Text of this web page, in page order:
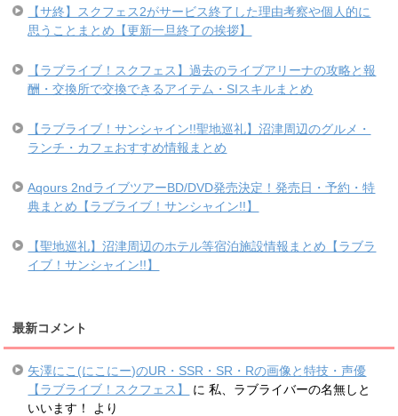
【サ終】スクフェス2がサービス終了した理由考察や個人的に
思うことまとめ【更新一旦終了の挨拶】
【ラブライブ！スクフェス】過去のライブアリーナの攻略と報
酬・交換所で交換できるアイテム・SIスキルまとめ
【ラブライブ！サンシャイン!!聖地巡礼】沼津周辺のグルメ・
ランチ・カフェおすすめ情報まとめ
Aqours 2ndライブツアーBD/DVD発売決定！発売日・予約・特
典まとめ【ラブライブ！サンシャイン!!】
【聖地巡礼】沼津周辺のホテル等宿泊施設情報まとめ【ラブラ
イブ！サンシャイン!!】
最新コメント
矢澤にこ(にこにー)のUR・SSR・SR・Rの画像と特技・声優
【ラブライブ！スクフェス】
に私、ラブライバーの名無しと
いいます！
より